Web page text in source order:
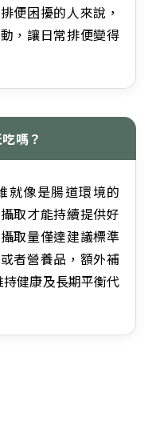
便困擾的人來說，
，讓日常排便變得
嗎？
就像是腸道環境的
取才能持續提供好
取量僅達建議標準
者營養品，額外補
健康及長期平衡代